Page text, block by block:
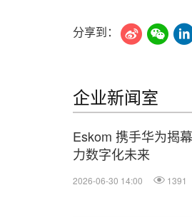
分享到：
企业新闻室
Eskom 携手华为揭
力数字化未来
2026-06-30 14:00 1391